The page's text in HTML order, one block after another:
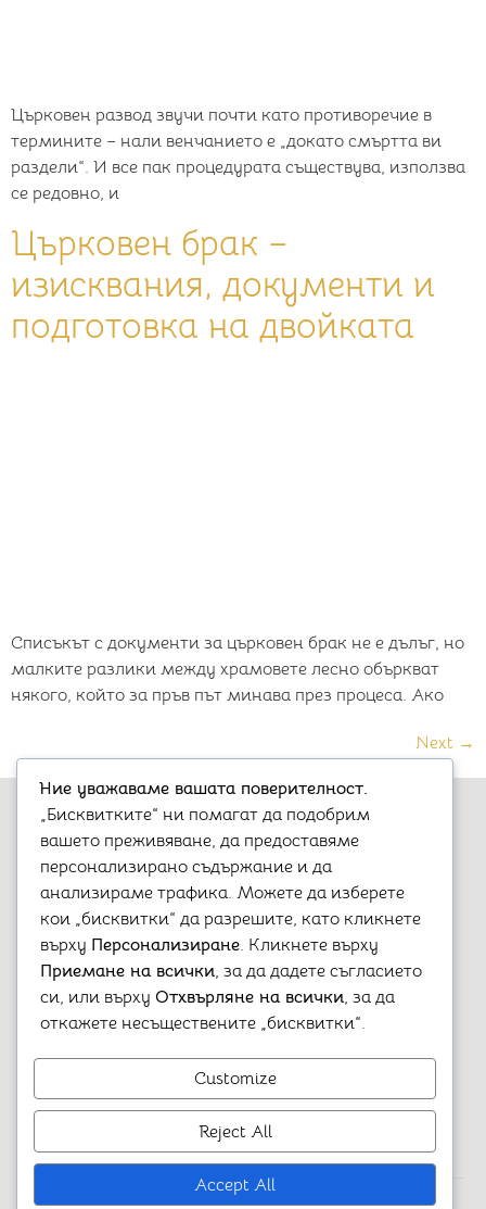
Църковен развод звучи почти като противоречие в
термините – нали венчанието е „докато смъртта ви
раздели“. И все пак процедурата съществува, използва
се редовно, и
Църковен брак –
изисквания, документи и
подготовка на двойката
Списъкът с документи за църковен брак не е дълъг, но
малките разлики между храмовете лесно объркват
някого, който за пръв път минава през процеса. Ако
Next →
Варна, бул. „Княз Борис I-ви“ 47
+359 899 980 729
aristostore@abv.bg
Информация
Контакти
Политика за
поверителност
Условия за използване
Гарационни условия
Моят профил
Профил
Поръчки
Любими
Ние уважаваме вашата поверителност.
„Бисквитките“ ни помагат да подобрим
вашето преживяване, да предоставяме
персонализирано съдържание и да
анализираме трафика. Можете да изберете
кои „бисквитки“ да разрешите, като кликнете
върху Персонализиране. Кликнете върху
Приемане на всички, за да дадете съгласието
си, или върху Отхвърляне на всички, за да
откажете несъществените „бисквитки“.
Customize
Reject All
Accept All